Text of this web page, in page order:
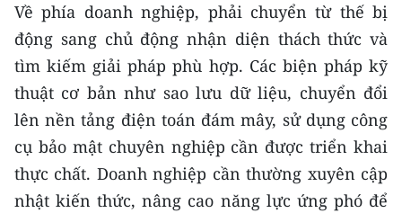
Về phía doanh nghiệp, phải chuyển từ thế bị
động sang chủ động nhận diện thách thức và
tìm kiếm giải pháp phù hợp. Các biện pháp kỹ
thuật cơ bản như sao lưu dữ liệu, chuyển đổi
lên nền tảng điện toán đám mây, sử dụng công
cụ bảo mật chuyên nghiệp cần được triển khai
thực chất. Doanh nghiệp cần thường xuyên cập
nhật kiến thức, nâng cao năng lực ứng phó để